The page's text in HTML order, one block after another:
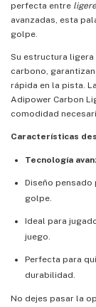
perfecta entre
avanzadas, esta
golpe.
Su estructura
carbono,
rápida en la pista.
Adipower Carbon
comodidad
Características
Tecnología
Diseño pensado
golpe.
Ideal para
juego.
Perfecta para
durabilidad.
No dejes pasar la